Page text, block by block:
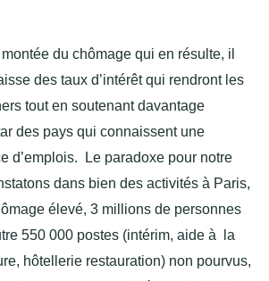
du chômage qui en résulte, il
des taux d’intérêt qui rendront les
tout en soutenant davantage
des pays qui connaissent une
d’emplois. Le paradoxe pour notre
dans bien des activités à Paris,
élevé, 3 millions de personnes
550 000 postes (intérim, aide à la
hôtellerie restauration) non pourvus,